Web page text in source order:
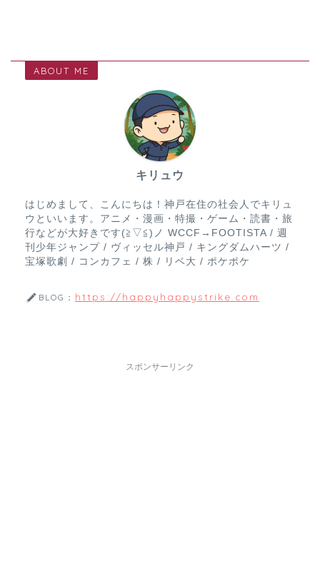
ABOUT ME
キリュウ
はじめまして、こんにちは！神戸在住の社会人でキリュ
ウといいます。アニメ・漫画・特撮・ゲーム・読書・旅
行などが大好きです(≧▽≦)ノ WCCF→FOOTISTA / 週
刊少年ジャンプ / ヴィッセル神戸 / キングダムハーツ /
宝塚歌劇 / コンカフェ / 株 / リベ大 / ポケポケ
BLOG： https://happyhappystrike.com
スポンサーリンク